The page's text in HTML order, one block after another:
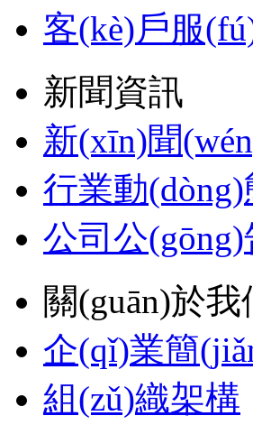
客(kè)戶服
新聞資訊
新(xīn)聞
行業動(dòng)
公司公(gōng)
關(guān)於我
企(qǐ)業簡
組(zǔ)織架構